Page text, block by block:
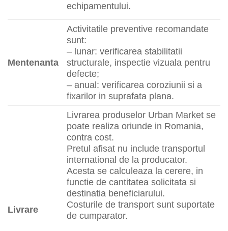
echipamentului.
Mentenanta
Activitatile preventive recomandate
sunt:
– lunar: verificarea stabilitatii
structurale, inspectie vizuala pentru
defecte;
– anual: verificarea coroziunii si a
fixarilor in suprafata plana.
Livrare
Livrarea produselor Urban Market se
poate realiza oriunde in Romania,
contra cost.
Pretul afisat nu include transportul
international de la producator.
Acesta se calculeaza la cerere, in
functie de cantitatea solicitata si
destinatia beneficiarului.
Costurile de transport sunt suportate
de cumparator.